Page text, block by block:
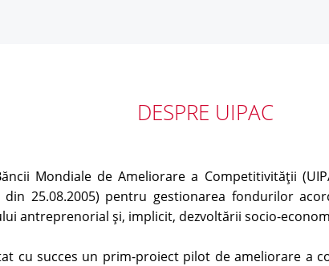
DESPRE UIPAC
Mondiale de Ameliorare a Competitivităţii
25.08.2005) pentru gestionarea fondurilor
antreprenorial și, implicit, dezvoltării socio-
cu succes un prim-proiect pilot de ameliorare a